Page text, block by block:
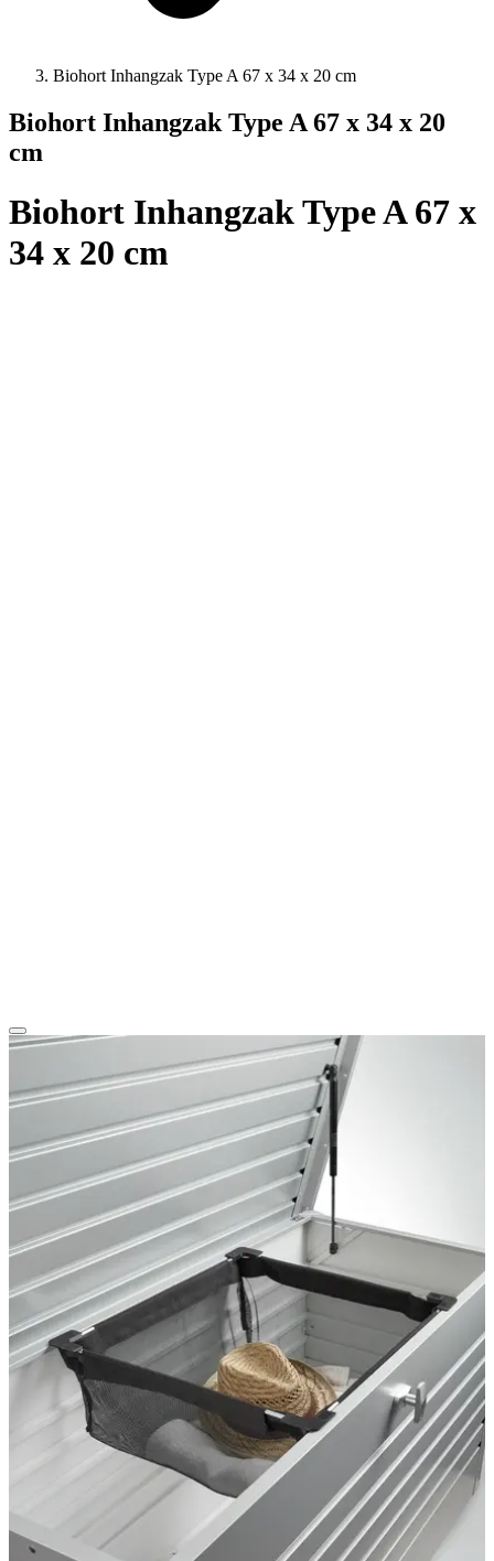
Biohort Inhangzak Type A 67 x 34 x 20 cm
Biohort Inhangzak Type A 67 x 34 x 20
cm
Biohort Inhangzak Type A 67 x
34 x 20 cm